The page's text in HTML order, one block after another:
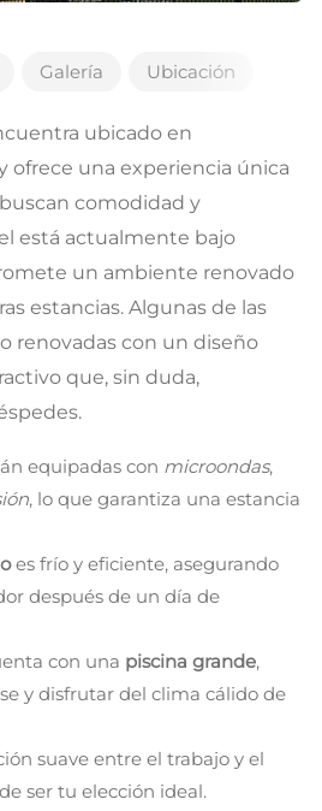
Galería Ubicación
ubicado en
ofrece una experiencia única
comodidad y
está actualmente bajo
un ambiente renovado
estancias. Algunas de las
renovadas con un diseño
que, sin duda,
equipadas con microondas,
, lo que garantiza una estancia
es frío y eficiente, asegurando
después de un día de
con una piscina grande,
y disfrutar del clima cálido de
suave entre el trabajo y el
ser tu elección ideal.